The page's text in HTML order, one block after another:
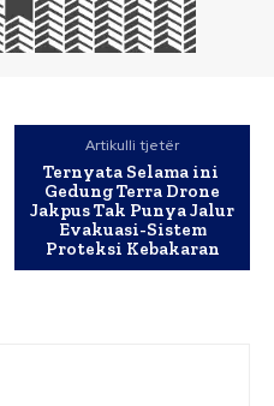
Artikulli tjetër
Ternyata Selama ini
Gedung Terra Drone
Jakpus Tak Punya Jalur
Evakuasi-Sistem
Proteksi Kebakaran